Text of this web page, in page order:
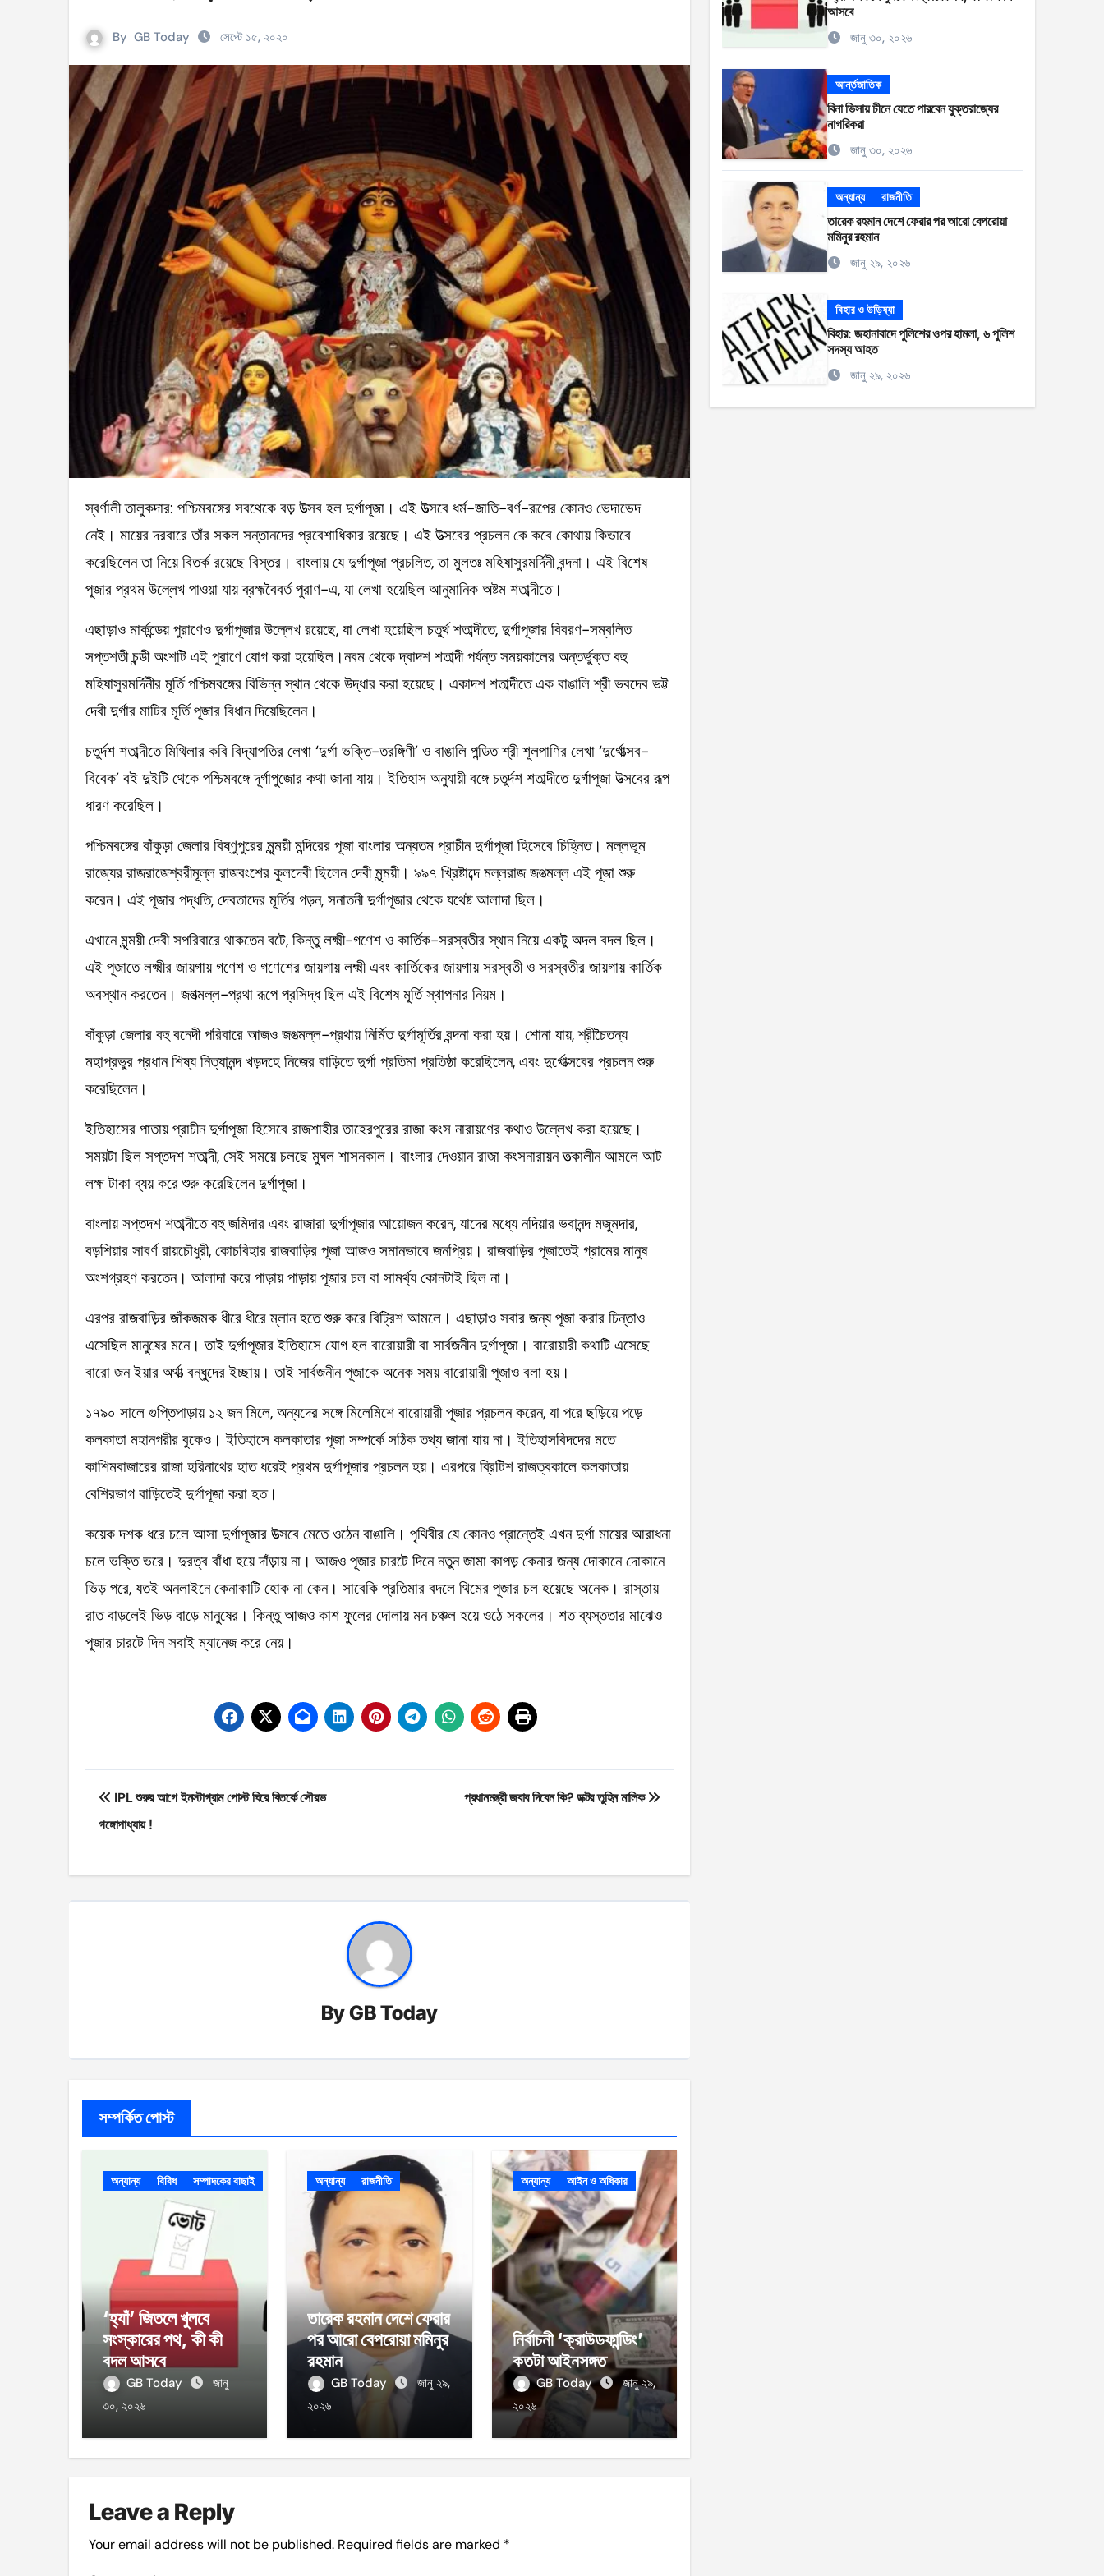
টেংরাটিলা গ্যাসক্ষেত্রে বিস্ফোরণ: ৪২ মিলিয়ন ডলার ক্ষতিপূরণ পাচ্ছে বাংলাদেশ
শিক্ষকদের বাড়তি বেতন সুবিধার নতুন প্রজ্ঞাপন জারি
আইসিসি নারী টি–টুয়েন্টি বিশ্বকাপের টিকেট পেল বাংলাদেশ
মণিপুরে কুকি এবং নাগা জনগোষ্ঠীর মধ্যে উত্তেজনা! আগুনে পুড়ল বেশ কিছু বাড়ি
বেবিচক ভাগ করে রেগুলেটর ও অপারেটর নামে দুটি সংস্থা হচ্ছে
ইরানের বিরুদ্ধে আকাশসীমা ব্যবহার করতে দেবে না সৌদি আরব
পশ্চিমবঙ্গে ভোটের আগে সংখ্যালঘু ভোট নিয়ে সজাগ
‘হ্যাঁ’ জিতলে খুলবে সংস্কারের পথ, কী কী বদল আসবে
By GB Today সেপ্টে ১৫, ২০২০
স্বর্ণালী তালুকদার: পশ্চিমবঙ্গের সবথেকে বড় উত্‍সব হল দুর্গাপূজা। এই উত্‍সবে ধর্ম-জাতি-বর্ণ-রূপের কোনও ভেদাভেদ
নেই। মায়ের দরবারে তাঁর সকল সন্তানদের প্রবেশাধিকার রয়েছে। এই উত্‍সবের প্রচলন কে কবে কোথায় কিভাবে
করেছিলেন তা নিয়ে বিতর্ক রয়েছে বিস্তর। বাংলায় যে দুর্গাপূজা প্রচলিত, তা মুলতঃ মহিষাসুরমর্দিনী বন্দনা। এই বিশেষ
পূজার প্রথম উল্লেখ পাওয়া যায় ব্রহ্মবৈবর্ত পুরাণ-এ, যা লেখা হয়েছিল আনুমানিক অষ্টম শতাব্দীতে।
এছাড়াও মার্কন্ডেয় পুরাণেও দুর্গাপূজার উল্লেখ রয়েছে, যা লেখা হয়েছিল চতুর্থ শতাব্দীতে, দুর্গাপূজার বিবরণ-সম্বলিত
সপ্তশতী চন্ডী অংশটি এই পুরাণে যোগ করা হয়েছিল।নবম থেকে দ্বাদশ শতাব্দী পর্যন্ত সময়কালের অন্তর্ভুক্ত বহু
মহিষাসুরমর্দিনীর মূর্তি পশ্চিমবঙ্গের বিভিন্ন স্থান থেকে উদ্ধার করা হয়েছে। একাদশ শতাব্দীতে এক বাঙালি শ্রী ভবদেব ভট্ট
দেবী দুর্গার মাটির মূর্তি পূজার বিধান দিয়েছিলেন।
চতুর্দশ শতাব্দীতে মিথিলার কবি বিদ্যাপতির লেখা ‘দুর্গা ভক্তি-তরঙ্গিণী’ ও বাঙালি পন্ডিত শ্রী শূলপাণির লেখা ‘দুর্গোত্‍সব-
বিবেক’ বই দুইটি থেকে পশ্চিমবঙ্গে দূর্গাপুজোর কথা জানা যায়। ইতিহাস অনুযায়ী বঙ্গে চতুর্দশ শতাব্দীতে দুর্গাপূজা উত্‍সবের রূপ
ধারণ করেছিল।
পশ্চিমবঙ্গের বাঁকুড়া জেলার বিষ্ণুপুরের মৃন্ময়ী মন্দিরের পূজা বাংলার অন্যতম প্রাচীন দুর্গাপূজা হিসেবে চিহ্নিত। মল্লভূম
রাজ্যের রাজরাজেশ্বরীমূল্ল রাজবংশের কুলদেবী ছিলেন দেবী মৃন্ময়ী। ৯৯৭ খ্রিষ্টাব্দে মল্লরাজ জগত্‍মল্ল এই পূজা শুরু
করেন। এই পূজার পদ্ধতি, দেবতাদের মূর্তির গড়ন, সনাতনী দুর্গাপূজার থেকে যথেষ্ট আলাদা ছিল।
এখানে মৃন্ময়ী দেবী সপরিবারে থাকতেন বটে, কিন্তু লক্ষ্মী-গণেশ ও কার্তিক-সরস্বতীর স্থান নিয়ে একটু অদল বদল ছিল।
এই পূজাতে লক্ষ্মীর জায়গায় গণেশ ও গণেশের জায়গায় লক্ষ্মী এবং কার্তিকের জায়গায় সরস্বতী ও সরস্বতীর জায়গায় কার্তিক
অবস্থান করতেন। জগত্‍মল্ল-প্রথা রূপে প্রসিদ্ধ ছিল এই বিশেষ মূর্তি স্থাপনার নিয়ম।
বাঁকুড়া জেলার বহু বনেদী পরিবারে আজও জগত্‍মল্ল-প্রথায় নির্মিত দুর্গামূর্তির বন্দনা করা হয়। শোনা যায়, শ্রীচৈতন্য
মহাপ্রভুর প্রধান শিষ্য নিত্যানন্দ খড়দহে নিজের বাড়িতে দুর্গা প্রতিমা প্রতিষ্ঠা করেছিলেন, এবং দুর্গোত্‍সবের প্রচলন শুরু
করেছিলেন।
ইতিহাসের পাতায় প্রাচীন দুর্গাপূজা হিসেবে রাজশাহীর তাহেরপুরের রাজা কংস নারায়ণের কথাও উল্লেখ করা হয়েছে।
সময়টা ছিল সপ্তদশ শতাব্দী, সেই সময়ে চলছে মুঘল শাসনকাল। বাংলার দেওয়ান রাজা কংসনারায়ন তত্‍কালীন আমলে আট
লক্ষ টাকা ব্যয় করে শুরু করেছিলেন দুর্গাপূজা।
বাংলায় সপ্তদশ শতাব্দীতে বহু জমিদার এবং রাজারা দুর্গাপূজার আয়োজন করেন, যাদের মধ্যে নদিয়ার ভবানন্দ মজুমদার,
বড়শিয়ার সাবর্ণ রায়চৌধুরী, কোচবিহার রাজবাড়ির পূজা আজও সমানভাবে জনপ্রিয়। রাজবাড়ির পূজাতেই গ্রামের মানুষ
অংশগ্রহণ করতেন। আলাদা করে পাড়ায় পাড়ায় পূজার চল বা সামর্থ্য কোনটাই ছিল না।
এরপর রাজবাড়ির জাঁকজমক ধীরে ধীরে ম্লান হতে শুরু করে বিট্রিশ আমলে। এছাড়াও সবার জন্য পূজা করার চিন্তাও
এসেছিল মানুষের মনে। তাই দুর্গাপূজার ইতিহাসে যোগ হল বারোয়ারী বা সার্বজনীন দুর্গাপূজা। বারোয়ারী কথাটি এসেছে
বারো জন ইয়ার অর্থাত্‍ বন্ধুদের ইচ্ছায়। তাই সার্বজনীন পূজাকে অনেক সময় বারোয়ারী পূজাও বলা হয়।
১৭৯০ সালে গুপ্তিপাড়ায় ১২ জন মিলে, অন্যদের সঙ্গে মিলেমিশে বারোয়ারী পূজার প্রচলন করেন, যা পরে ছড়িয়ে পড়ে
কলকাতা মহানগরীর বুকেও। ইতিহাসে কলকাতার পূজা সম্পর্কে সঠিক তথ্য জানা যায় না। ইতিহাসবিদদের মতে
কাশিমবাজারের রাজা হরিনাথের হাত ধরেই প্রথম দুর্গাপূজার প্রচলন হয়। এরপরে ব্রিটিশ রাজত্বকালে কলকাতায়
বেশিরভাগ বাড়িতেই দুর্গাপূজা করা হত।
কয়েক দশক ধরে চলে আসা দুর্গাপূজার উত্‍সবে মেতে ওঠেন বাঙালি। পৃথিবীর যে কোনও প্রান্তেই এখন দুর্গা মায়ের আরাধনা
চলে ভক্তি ভরে। দুরত্ব বাঁধা হয়ে দাঁড়ায় না। আজও পূজার চারটে দিনে নতুন জামা কাপড় কেনার জন্য দোকানে দোকানে
ভিড় পরে, যতই অনলাইনে কেনাকাটি হোক না কেন। সাবেকি প্রতিমার বদলে থিমের পূজার চল হয়েছে অনেক। রাস্তায়
রাত বাড়লেই ভিড় বাড়ে মানুষের। কিন্তু আজও কাশ ফুলের দোলায় মন চঞ্চল হয়ে ওঠে সকলের। শত ব্যস্ততার মাঝেও
পূজার চারটে দিন সবাই ম্যানেজ করে নেয়।
Post
navigation
IPL শুরুর আগে ইনস্টাগ্রাম পোস্ট ঘিরে বিতর্কে সৌরভ
গঙ্গোপাধ্যায় !
প্রধানমন্ত্রী জবাব দিবেন কি? ডক্টর তুহিন মালিক
ByGB Today
সম্পর্কিত পোস্ট
অন্যান্য বিবিধ সম্পাদকের বাছাই
‘হ্যাঁ’ জিতলে খুলবে
সংস্কারের পথ, কী কী
বদল আসবে
GB Today
জানু
৩০, ২০২৬
অন্যান্য রাজনীতি
তারেক রহমান দেশে ফেরার
পর আরো বেপরোয়া মমিনুর
রহমান
GB Today
জানু ২৯,
২০২৬
অন্যান্য আইন ও অধিকার
নির্বাচনী ‘ক্রাউডফান্ডিং’
কতটা আইনসঙ্গত
GB Today
জানু ২৯,
২০২৬
Leave a Reply
Your email address will not be published. Required fields are marked *
আসবে
জানু ৩০, ২০২৬
আর্ন্তজাতিক
বিনা ভিসায় চীনে যেতে পারবেন যুক্তরাজ্যের
নাগরিকরা
জানু ৩০, ২০২৬
অন্যান্য রাজনীতি
তারেক রহমান দেশে ফেরার পর আরো বেপরোয়া
মমিনুর রহমান
জানু ২৯, ২০২৬
বিহার ও উড়িষ্যা
বিহার: জহানাবাদে পুলিশের ওপর হামলা, ৬ পুলিশ
সদস্য আহত
জানু ২৯, ২০২৬